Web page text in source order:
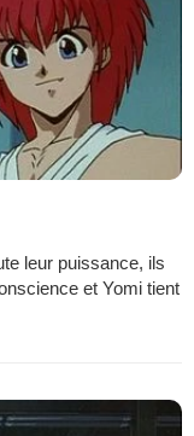
leur puissance, ils
et Yomi tient